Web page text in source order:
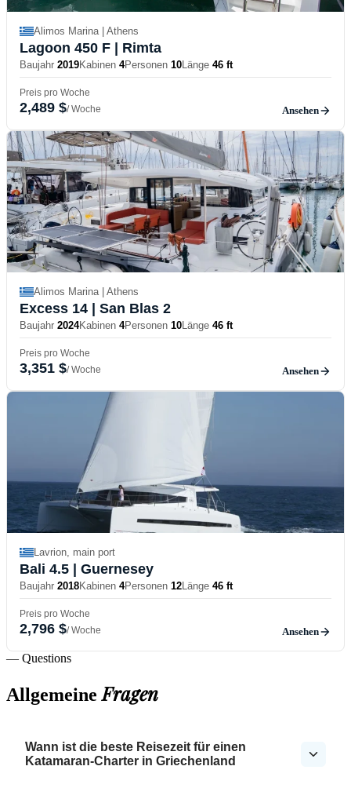
Alimos Marina | Athens
Lagoon 450 F | Rimta
Baujahr 2019Kabinen 4Personen 10Länge 46 ft
Preis pro Woche
2,489 $/ Woche Ansehen
Alimos Marina | Athens
Excess 14 | San Blas 2
Baujahr 2024Kabinen 4Personen 10Länge 46 ft
Preis pro Woche
3,351 $/ Woche Ansehen
Lavrion, main port
Bali 4.5 | Guernesey
Baujahr 2018Kabinen 4Personen 12Länge 46 ft
Preis pro Woche
2,796 $/ Woche Ansehen
— Questions
AllgemeineFragen
Wann ist die beste Reisezeit für einen
Katamaran-Charter in Griechenland